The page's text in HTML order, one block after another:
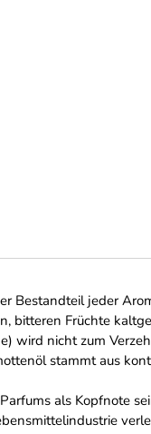
Bestandteil jeder
bitteren Früchte
wird nicht zum
stammt aus
als Kopfnote